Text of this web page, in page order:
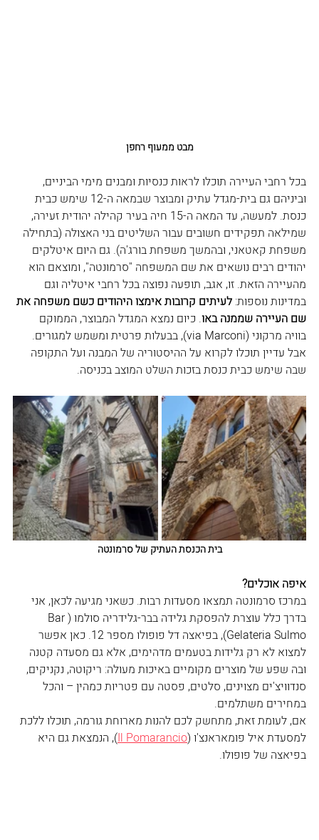
מבט ממעוף רחפן
בכל רחבי העיירה תוכלו לראות כנסיות ומבנים מימי הביניים,
וביניהם גם בית-מגדל עתיק ומבוצר שבמאה ה-12 שימש כבית
כנסת. למעשה, עד המאה ה-15 חיה בעיר קהילה יהודית זעירה,
שמילאה תפקידים חשובים עבור השליטים בני האצולה (בתחילה
משפחת קאטאני, ובהמשך משפחת בורג'ה). גם היום איטלקים
יהודים רבים נושאים את שם המשפחה "סרמונטה", ומוצאם הוא
מהעיירה הזאת. זו, אגב, תופעה נפוצה בכל רחבי איטליה וגם
במדינות נוספות: לעיתים קרובות אימצו היהודים כשם משפחה את
שם העיירה שממנה באו. כיום נמצא המגדל המבוצר, הממוקם
בוויה מרקוני (via Marconi), בבעלות פרטית ומשמש למגורים.
אבל עדיין תוכלו לקרוא על ההיסטוריה של המבנה ועל התקופה
שבה שימש כבית כנסת בזכות השלט המוצב בכניסה.
בית הכנסת העתיק של סרמונטה
איפה אוכלים?
במרכז סרמונטה תמצאו מסעדות רבות. כשאני מגיעה לכאן, אני
בדרך כלל עוצרת להפסקת גלידה בבר-גלידריה סולמו (Bar
Gelateria Sulmo), בפיאצה דל פופולו מספר 12. כאן אפשר
למצוא לא רק גלידות בטעמים מדהימים, אלא גם מסעדה קטנה
ובה שפע של מוצרים מקומיים באיכות מעולה: ריקוטה, נקניקים,
סנדוויצ'ים מצוינים, סלטים, פסטה עם פטריות כמהין – והכל
במחירים משתלמים.
אם, לעומת זאת, מתחשק לכם להנות מארוחת גורמה, תוכלו ללכת
למסעדת איל פומאראנצ'ו (Il Pomarancio), הנמצאת גם היא
בפיאצה של פופולו.